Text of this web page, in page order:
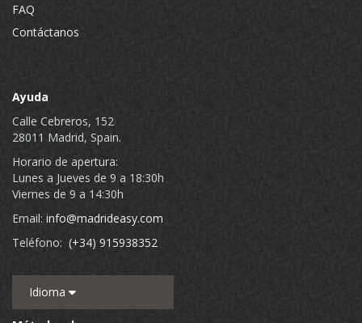
FAQ
Contáctanos
Ayuda
Calle Cebreros, 152
28011 Madrid, Spain.
Horario de apertura:
Lunes a Jueves de 9 a 18:30h
Viernes de 9 a 14:30h
Email: info@madrideasy.com
Teléfono: (+34) 915938352
Idioma